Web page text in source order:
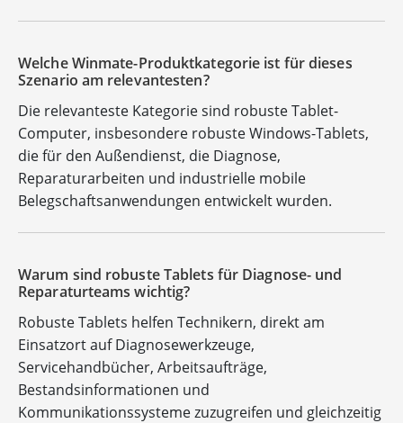
Welche Winmate-Produktkategorie ist für dieses
Szenario am relevantesten?
Die relevanteste Kategorie sind robuste Tablet-
Computer, insbesondere robuste Windows-Tablets,
die für den Außendienst, die Diagnose,
Reparaturarbeiten und industrielle mobile
Belegschaftsanwendungen entwickelt wurden.
Warum sind robuste Tablets für Diagnose- und
Reparaturteams wichtig?
Robuste Tablets helfen Technikern, direkt am
Einsatzort auf Diagnosewerkzeuge,
Servicehandbücher, Arbeitsaufträge,
Bestandsinformationen und
Kommunikationssysteme zuzugreifen und gleichzeitig